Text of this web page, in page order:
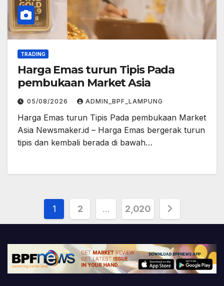
TRADING
Harga Emas turun Tipis Pada
pembukaan Market Asia
05/08/2026 ADMIN_BPF_LAMPUNG
Harga Emas turun Tipis Pada pembukaan Market
Asia Newsmaker.id – Harga Emas bergerak turun
tipis dan kembali berada di bawah…
Posts
pagination
1 2 … 2,020